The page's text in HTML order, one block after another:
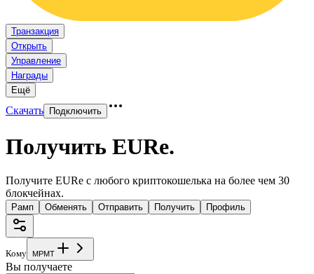
Транзакция
Открыть
Управление
Награды
Ещё
Скачать Подключить
Получить EURe.
Получите EURe с любого криптокошелька на более чем 30
блокчейнах.
Рамп Обменять Отправить Получить Профиль
Кому MPMT
Вы получаете